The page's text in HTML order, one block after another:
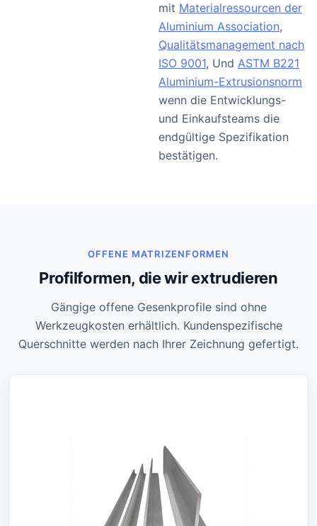
mit Materialressourcen der
Aluminium Association,
Qualitätsmanagement nach
ISO 9001, Und ASTM B221
Aluminium-Extrusionsnorm
wenn die Entwicklungs-
und Einkaufsteams die
endgültige Spezifikation
bestätigen.
OFFENE MATRIZENFORMEN
Profilformen, die wir extrudieren
Gängige offene Gesenkprofile sind ohne
Werkzeugkosten erhältlich. Kundenspezifische
Querschnitte werden nach Ihrer Zeichnung gefertigt.